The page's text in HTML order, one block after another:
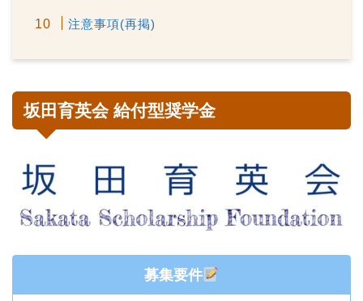
注意事項(再掲)
坂田育英会 給付型奨学金
募集要件